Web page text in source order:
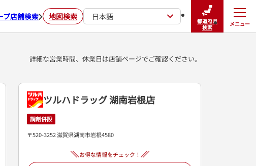
プ店舗検索 地図検索 日本語
都道府県
検索
メニュー
閉じる
詳細な営業時間、休業日は店舗ページでご確認ください。
ツルハドラッグ 湖南岩根店
調剤併設
〒520-3252 滋賀県湖南市岩根4580
お得な情報をチェック！